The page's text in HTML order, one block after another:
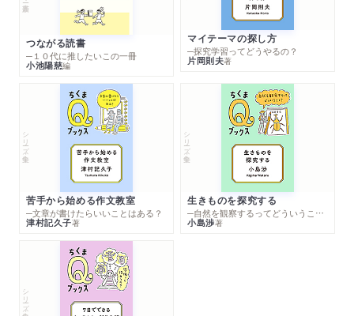
つながる読書
─１０代に推したいこの一冊
小池陽慈編
マイテーマの探し方
─探究学習ってどうやるの？
片岡則夫著
シリーズ・全集
苦手から始める作文教室
─文章が書けたらいいことはある？
津村記久子著
シリーズ・全集
生きものを探究する
─自然を観察するってどういうこと？
小島渉著
シリーズ・全集